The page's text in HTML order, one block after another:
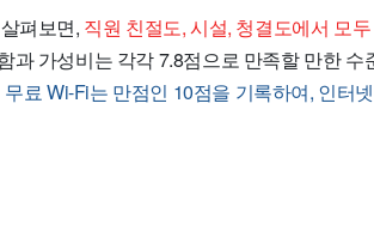
펴보면, 직원 친절도, 시설, 청결도에서 모
과 가성비는 각각 7.8점으로 만족할 만한 수
무료 Wi-Fi는 만점인 10점을 기록하여, 인터